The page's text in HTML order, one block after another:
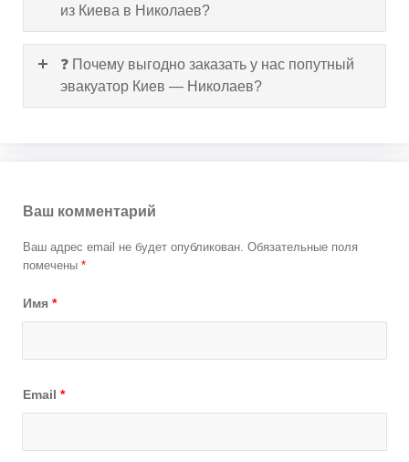
из Киева в Николаев?
❓ Почему выгодно заказать у нас попутный
эвакуатор Киев — Николаев?
Ваш комментарий
Ваш адрес email не будет опубликован. Обязательные поля
помечены *
Имя *
Email *